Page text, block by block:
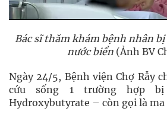
Bác sĩ thăm khám bệnh nhân
nước biển(Ảnh BV
Ngày 24/5, Bệnh viện Chợ Rẫy
cứu sống 1 trường hợp bị
Hydroxybutyrate – còn gọi là ma